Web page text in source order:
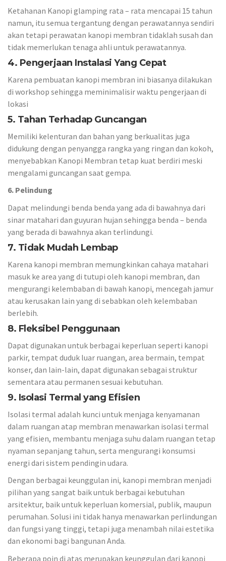
Ketahanan Kanopi glamping rata – rata mencapai 15 tahun
namun, itu semua tergantung dengan perawatannya sendiri
akan tetapi perawatan kanopi membran tidaklah susah dan
tidak memerlukan tenaga ahli untuk perawatannya.
4. Pengerjaan Instalasi Yang Cepat
Karena pembuatan kanopi membran ini biasanya dilakukan
di workshop sehingga meminimalisir waktu pengerjaan di
lokasi
5. Tahan Terhadap Guncangan
Memiliki kelenturan dan bahan yang berkualitas juga
didukung dengan penyangga rangka yang ringan dan kokoh,
menyebabkan Kanopi Membran tetap kuat berdiri meski
mengalami guncangan saat gempa.
6. Pelindung
Dapat melindungi benda benda yang ada di bawahnya dari
sinar matahari dan guyuran hujan sehingga benda – benda
yang berada di bawahnya akan terlindungi.
7. Tidak Mudah Lembap
Karena kanopi membran memungkinkan cahaya matahari
masuk ke area yang di tutupi oleh kanopi membran, dan
mengurangi kelembaban di bawah kanopi, mencegah jamur
atau kerusakan lain yang di sebabkan oleh kelembaban
berlebih.
8. Fleksibel Penggunaan
Dapat digunakan untuk berbagai keperluan seperti kanopi
parkir, tempat duduk luar ruangan, area bermain, tempat
konser, dan lain-lain, dapat digunakan sebagai struktur
sementara atau permanen sesuai kebutuhan.
9. Isolasi Termal yang Efisien
Isolasi termal adalah kunci untuk menjaga kenyamanan
dalam ruangan atap membran menawarkan isolasi termal
yang efisien, membantu menjaga suhu dalam ruangan tetap
nyaman sepanjang tahun, serta mengurangi konsumsi
energi dari sistem pendingin udara.
Dengan berbagai keunggulan ini, kanopi membran menjadi
pilihan yang sangat baik untuk berbagai kebutuhan
arsitektur, baik untuk keperluan komersial, publik, maupun
perumahan. Solusi ini tidak hanya menawarkan perlindungan
dan fungsi yang tinggi, tetapi juga menambah nilai estetika
dan ekonomi bagi bangunan Anda.
Beberapa poin di atas merupakan keunggulan dari kanopi